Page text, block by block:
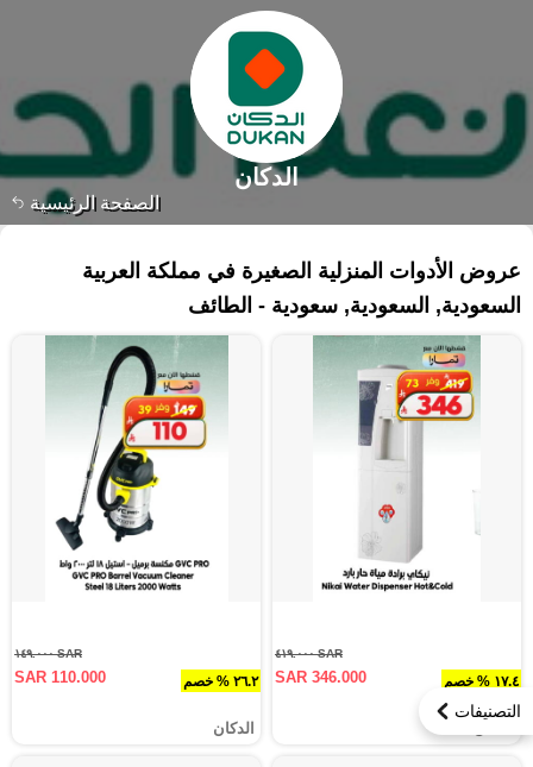
الصفحة الرئيسية
الدكان
التصنيفات
عروض الأدوات المنزلية الصغيرة في مملكة العربية
السعودية, السعودية, سعودية - الطائف
١٧.٤ % خصم
SAR ٤١٩.٠٠٠
SAR 346.000 ٢٦.٢ % خصم
SAR ١٤٩.٠٠٠
SAR 110.000
الدكان